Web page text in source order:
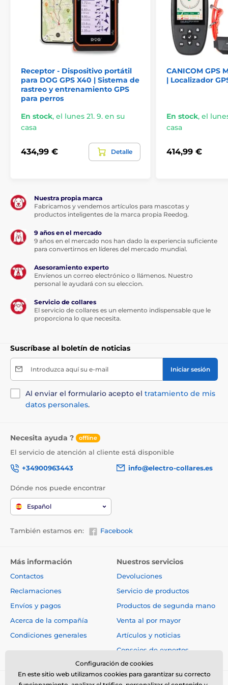
Receptor - Dispositivo portátil
para DOG GPS X40 | Sistema de
rastreo y entrenamiento GPS
para perros
En stock, el lunes 21. 9. en su
casa
434,99 € Detalle
CANICOM GPS
| Localizador
En stock, el
casa
414,99 €
Nuestra propia marca
Fabricamos y vendemos artículos para mascotas y
productos inteligentes de la marca propia Reedog.
9 años en el mercado
9 años en el mercado nos han dado la experiencia suficiente
para convertirnos en líderes del mercado mundial.
Asesoramiento experto
Envíenos un correo electrónico o llámenos. Nuestro
personal le ayudará con su eleccion.
Servicio de collares
El servicio de collares es un elemento indispensable que le
proporciona lo que necesita.
Suscríbase al boletín de noticias
Introduzca aquí su e-mail Iniciar sesión
Al enviar el formulario acepto el tratamiento de mis
datos personales.
Necesita ayuda ? offline
El servicio de atención al cliente está disponible
+34900963443
info@electro-collares.es
Dónde nos puede encontrar
Español
También estamos en: Facebook
Más información
Contactos
Reclamaciones
Envíos y pagos
Acerca de la compañía
Condiciones generales
Nuestros servicios
Devoluciones
Servicio de productos
Productos de segunda mano
Venta al por mayor
Artículos y noticias
Consejos de expertos
Configuración de cookies
En este sitio web utilizamos cookies para garantizar su correcto